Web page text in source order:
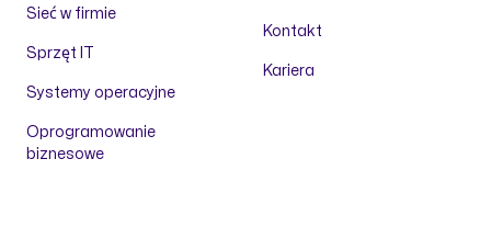
Sieć w firmie
Sprzęt IT
Systemy operacyjne
Oprogramowanie
biznesowe
Kontakt
Kariera